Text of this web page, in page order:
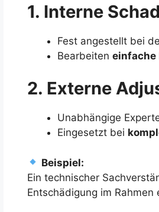
1. Interne
Fest angestellt bei
Bearbeiten einfache
2. Externe
Unabhängige
Eingesetzt bei
Beispiel:
Ein technischer
Entschädigung im